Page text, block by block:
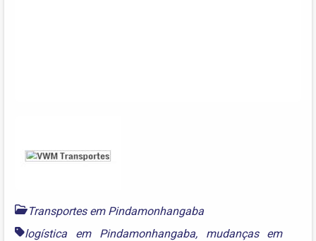
Transportes em Pindamonhangaba
logística em Pindamonhangaba, mudanças em